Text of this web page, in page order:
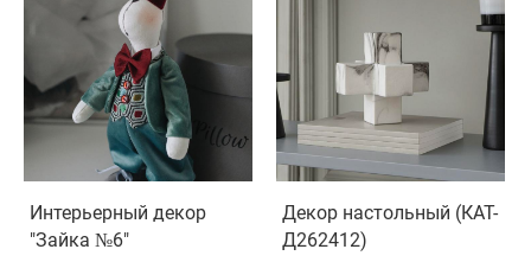
Интерьерный декор
"Зайка №6"
Декор настольный (КАТ-
Д262412)